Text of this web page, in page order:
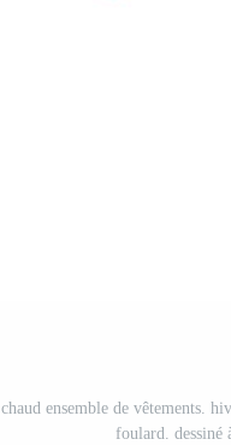
chaud ensemble de vêtements.
foulard.